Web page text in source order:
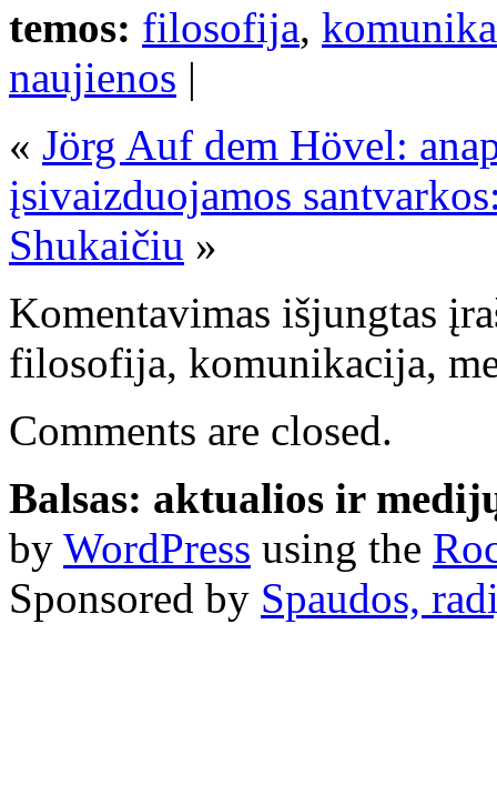
temos: filosofija,
naujienos |
« Jörg Auf dem Hövel:
įsivaizduojamos
Shukaičiu »
Komentavimas išjungtas
filosofija, komunikacija,
Comments are closed.
Balsas: aktualios ir
by WordPress using the
Sponsored by Spaudos,